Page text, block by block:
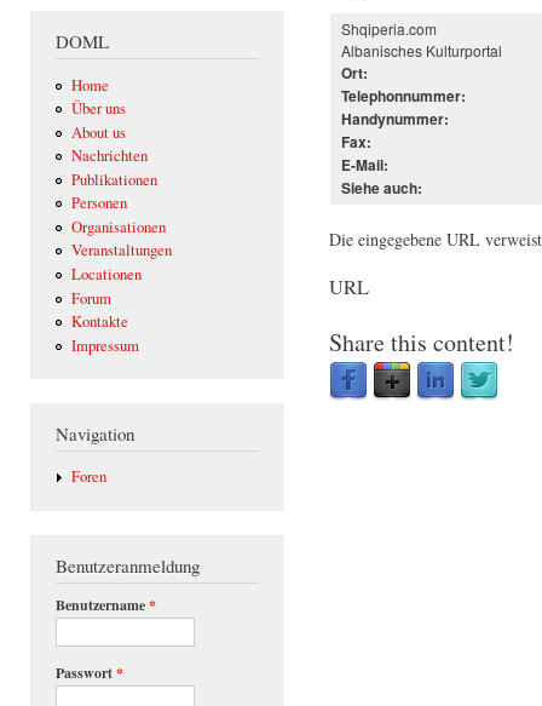
DOML
Home
Über uns
About us
Nachrichten
Publikationen
Personen
Organisationen
Veranstaltungen
Locationen
Forum
Kontakte
Impressum
Navigation
Foren
Benutzeranmeldung
Benutzername*
Passwort*
Shqiperia.com
Albanisches Kulturportal
Ort:
Telephonnummer:
Handynummer:
Fax:
E-Mail:
Siehe auch:
Die eingegebene URL
URL
Share this content!